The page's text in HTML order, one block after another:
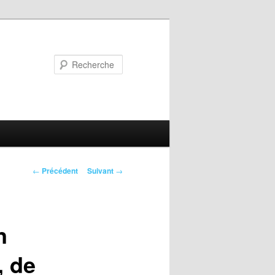
Navigation
← Précédent Suivant →
de